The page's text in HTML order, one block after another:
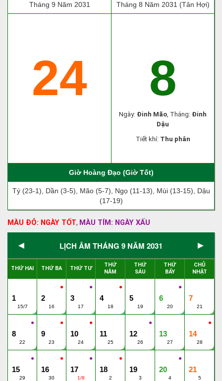
Tháng 9 Năm 2031 Tháng 8 Năm 2031 (Tân Hợi)
24 8
Ngày: Đinh Mão, Tháng: Đinh
Dậu
Tiết khí: Thu phân
Giờ Hoàng Đạo (Giờ Tốt)
Tý (23-1), Dần (3-5), Mão (5-7), Ngọ (11-13), Mùi (13-15), Dậu
(17-19)
MÀU ĐỎ: NGÀY TỐT, MÀU TÍM: NGÀY XẤU
◄ LỊCH ÂM THÁNG 9 NĂM 2031 ►
THỨ HAI THỨ BA THỨ TƯ
THỨ
NĂM
THỨ
SÁU
THỨ
BẨY
CHỦ
NHẬT
1
15/7
●
2
16
●
3
17
●
4
18
5
19
●
6
20
7
21
●
8
22
●
9
23
●
10
24
11
25
●
12
26
13
27
●
14
28
●
15
29
●
16
30
●
17
1/8
●
18
2
19
3
●
20
4
21
5